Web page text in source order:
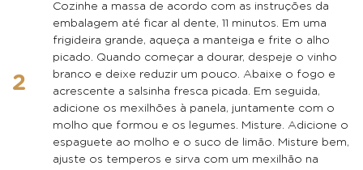
Cozinhe a massa de acordo com as instruções da
embalagem até ficar al dente, 11 minutos. Em uma
frigideira grande, aqueça a manteiga e frite o alho
picado. Quando começar a dourar, despeje o vinho
branco e deixe reduzir um pouco. Abaixe o fogo e
acrescente a salsinha fresca picada. Em seguida,
adicione os mexilhões à panela, juntamente com o
molho que formou e os legumes. Misture. Adicione o
espaguete ao molho e o suco de limão. Misture bem,
ajuste os temperos e sirva com um mexilhão na